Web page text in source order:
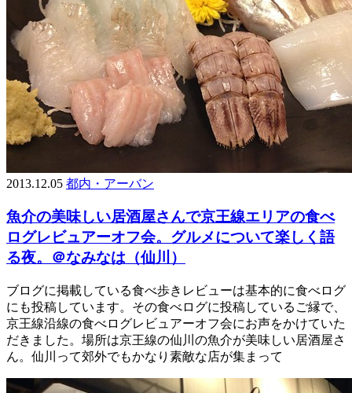
2013.12.05 都内・アーバン
魚介の美味しい居酒屋さんで京王線エリアの食べ
ログレビュアーオフ会。グルメについて楽しく語
る夜。＠なみなは（仙川）
ブログに掲載している食べ歩きレビューは基本的に食べログ
にも投稿しています。その食べログに投稿しているご縁で、
京王線沿線の食べログレビュアーオフ会にお声をかけていた
だきました。場所は京王線の仙川の魚介が美味しい居酒屋さ
ん。仙川って郊外でもかなり素敵な店が集まって